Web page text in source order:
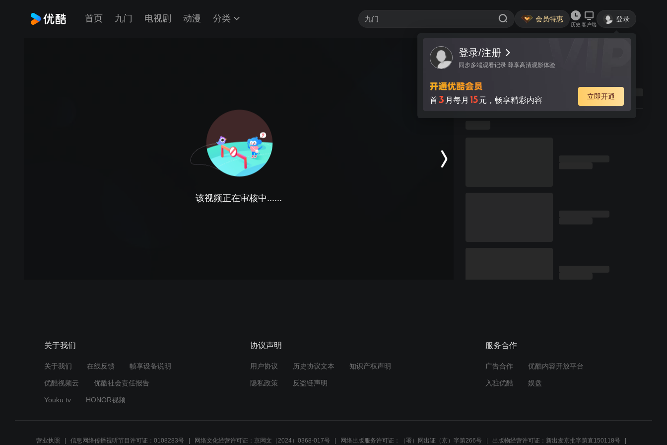
首页 九门 电视剧 动漫 分类 会员特惠
历史 客户端
登录
登录/注册
同步多端观看记录 尊享高清观影体验
首3 月每月 15元，畅享精彩内容 立即开通
该视频正在审核中......
关于我们
关于我们 在线反馈 帧享设备说明
优酷视频云 优酷社会责任报告
Youku.tv HONOR视频
协议声明
用户协议 历史协议文本 知识产权声明
隐私政策 反盗链声明
服务合作
广告合作 优酷内容开放平台
入驻优酷 娱盘
营业执照 信息网络传播视听节目许可证：0108283号 网络文化经营许可证：京网文（2024）0368-017号 网络出版服务许可证：（署）网出证（京）字第266号 出版物经营许可证：新出发京批字第直150118号